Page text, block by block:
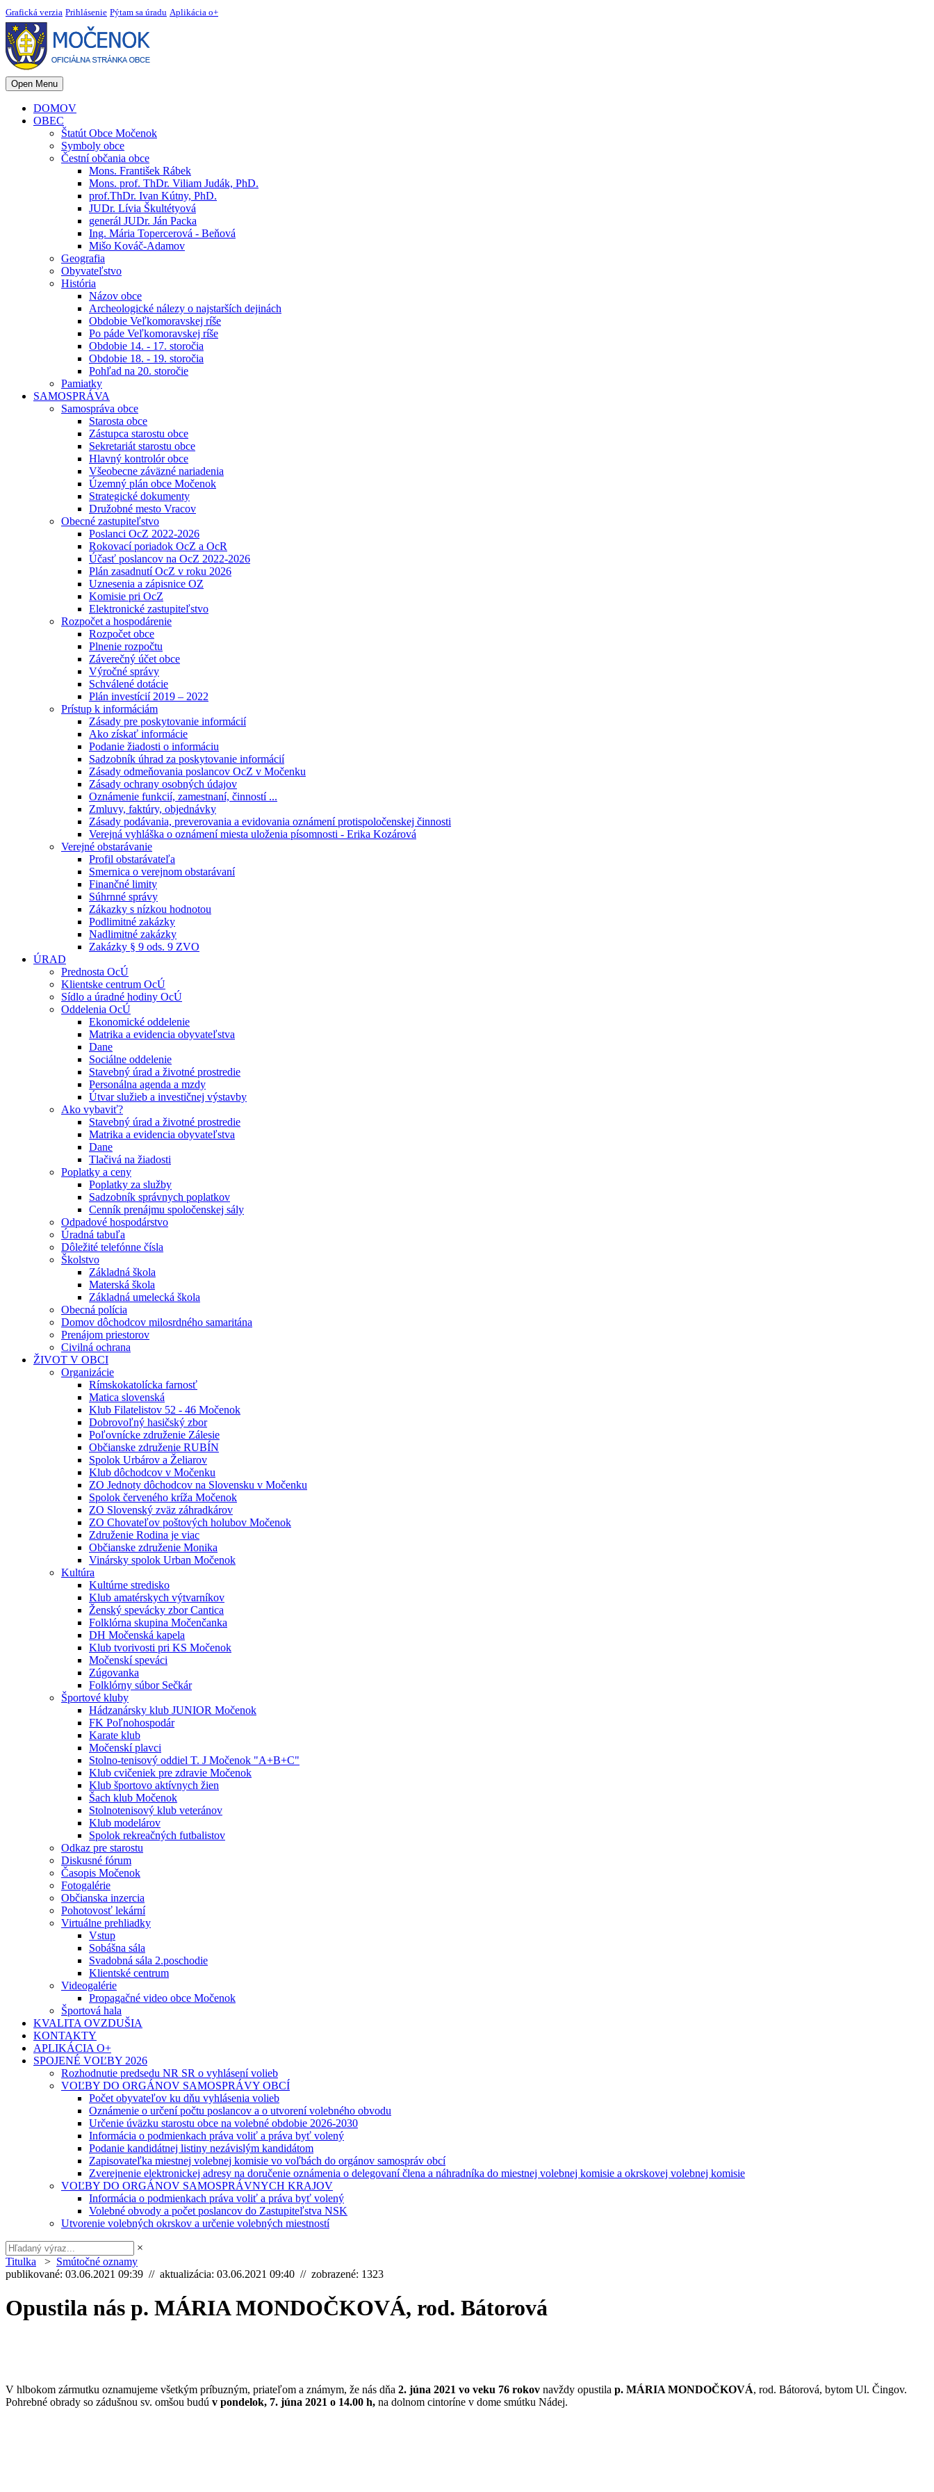
Grafická verzia Prihlásenie Pýtam sa úradu Aplikácia o+
Open Menu
DOMOV
OBEC
Štatút Obce Močenok
Symboly obce
Čestní občania obce
Mons. František Rábek
Mons. prof. ThDr. Viliam Judák, PhD.
prof.ThDr. Ivan Kútny, PhD.
JUDr. Lívia Škultétyová
generál JUDr. Ján Packa
Ing. Mária Topercerová - Beňová
Mišo Kováč-Adamov
Geografia
Obyvateľstvo
História
Názov obce
Archeologické nálezy o najstarších dejinách
Obdobie Veľkomoravskej ríše
Po páde Veľkomoravskej ríše
Obdobie 14. - 17. storočia
Obdobie 18. - 19. storočia
Pohľad na 20. storočie
Pamiatky
SAMOSPRÁVA
Samospráva obce
Starosta obce
Zástupca starostu obce
Sekretariát starostu obce
Hlavný kontrolór obce
Všeobecne záväzné nariadenia
Územný plán obce Močenok
Strategické dokumenty
Družobné mesto Vracov
Obecné zastupiteľstvo
Poslanci OcZ 2022-2026
Rokovací poriadok OcZ a OcR
Účasť poslancov na OcZ 2022-2026
Plán zasadnutí OcZ v roku 2026
Uznesenia a zápisnice OZ
Komisie pri OcZ
Elektronické zastupiteľstvo
Rozpočet a hospodárenie
Rozpočet obce
Plnenie rozpočtu
Záverečný účet obce
Výročné správy
Schválené dotácie
Plán investícií 2019 – 2022
Prístup k informáciám
Zásady pre poskytovanie informácií
Ako získať informácie
Podanie žiadosti o informáciu
Sadzobník úhrad za poskytovanie informácií
Zásady odmeňovania poslancov OcZ v Močenku
Zásady ochrany osobných údajov
Oznámenie funkcií, zamestnaní, činností ...
Zmluvy, faktúry, objednávky
Zásady podávania, preverovania a evidovania oznámení protispoločenskej činnosti
Verejná vyhláška o oznámení miesta uloženia písomnosti - Erika Kozárová
Verejné obstarávanie
Profil obstarávateľa
Smernica o verejnom obstarávaní
Finančné limity
Súhrnné správy
Zákazky s nízkou hodnotou
Podlimitné zakázky
Nadlimitné zakázky
Zakázky § 9 ods. 9 ZVO
ÚRAD
Prednosta OcÚ
Klientske centrum OcÚ
Sídlo a úradné hodiny OcÚ
Oddelenia OcÚ
Ekonomické oddelenie
Matrika a evidencia obyvateľstva
Dane
Sociálne oddelenie
Stavebný úrad a životné prostredie
Personálna agenda a mzdy
Útvar služieb a investičnej výstavby
Ako vybaviť?
Stavebný úrad a životné prostredie
Matrika a evidencia obyvateľstva
Dane
Tlačivá na žiadosti
Poplatky a ceny
Poplatky za služby
Sadzobník správnych poplatkov
Cenník prenájmu spoločenskej sály
Odpadové hospodárstvo
Úradná tabuľa
Dôležité telefónne čísla
Školstvo
Základná škola
Materská škola
Základná umelecká škola
Obecná polícia
Domov dôchodcov milosrdného samaritána
Prenájom priestorov
Civilná ochrana
ŽIVOT V OBCI
Organizácie
Rímskokatolícka farnosť
Matica slovenská
Klub Filatelistov 52 - 46 Močenok
Dobrovoľný hasičský zbor
Poľovnícke združenie Zálesie
Občianske združenie RUBÍN
Spolok Urbárov a Želiarov
Klub dôchodcov v Močenku
ZO Jednoty dôchodcov na Slovensku v Močenku
Spolok červeného kríža Močenok
ZO Slovenský zväz záhradkárov
ZO Chovateľov poštových holubov Močenok
Združenie Rodina je viac
Občianske združenie Monika
Vinársky spolok Urban Močenok
Kultúra
Kultúrne stredisko
Klub amatérskych výtvarníkov
Ženský spevácky zbor Cantica
Folklórna skupina Močenčanka
DH Močenská kapela
Klub tvorivosti pri KS Močenok
Močenskí speváci
Zúgovanka
Folklórny súbor Sečkár
Športové kluby
Hádzanársky klub JUNIOR Močenok
FK Poľnohospodár
Karate klub
Močenskí plavci
Stolno-tenisový oddiel T. J Močenok "A+B+C"
Klub cvičeniek pre zdravie Močenok
Klub športovo aktívnych žien
Šach klub Močenok
Stolnotenisový klub veteránov
Klub modelárov
Spolok rekreačných futbalistov
Odkaz pre starostu
Diskusné fórum
Časopis Močenok
Fotogalérie
Občianska inzercia
Pohotovosť lekární
Virtuálne prehliadky
Vstup
Sobášna sála
Svadobná sála 2.poschodie
Klientské centrum
Videogalérie
Propagačné video obce Močenok
Športová hala
KVALITA OVZDUŠIA
KONTAKTY
APLIKÁCIA O+
SPOJENÉ VOĽBY 2026
Rozhodnutie predsedu NR SR o vyhlásení volieb
VOĽBY DO ORGÁNOV SAMOSPRÁVY OBCÍ
Počet obyvateľov ku dňu vyhlásenia volieb
Oznámenie o určení počtu poslancov a o utvorení volebného obvodu
Určenie úväzku starostu obce na volebné obdobie 2026-2030
Informácia o podmienkach práva voliť a práva byť volený
Podanie kandidátnej listiny nezávislým kandidátom
Zapisovateľka miestnej volebnej komisie vo voľbách do orgánov samospráv obcí
Zverejnenie elektronickej adresy na doručenie oznámenia o delegovaní člena a náhradníka do miestnej volebnej komisie a okrskovej volebnej komisie
VOĽBY DO ORGÁNOV SAMOSPRÁVNYCH KRAJOV
Informácia o podmienkach práva voliť a práva byť volený
Volebné obvody a počet poslancov do Zastupiteľstva NSK
Utvorenie volebných okrskov a určenie volebných miestností
×
Titulka > Smútočné oznamy
publikované: 03.06.2021 09:39 // aktualizácia: 03.06.2021 09:40 // zobrazené: 1323
Opustila nás p. MÁRIA MONDOČKOVÁ, rod. Bátorová
V hlbokom zármutku oznamujeme všetkým príbuzným, priateľom a známym, že nás dňa 2. júna 2021 vo veku 76 rokov navždy opustila p. MÁRIA MONDOČKOVÁ, rod. Bátorová, bytom Ul. Čingov.
Pohrebné obrady so zádušnou sv. omšou budú v pondelok, 7. júna 2021 o 14.00 h, na dolnom cintoríne v dome smútku Nádej.